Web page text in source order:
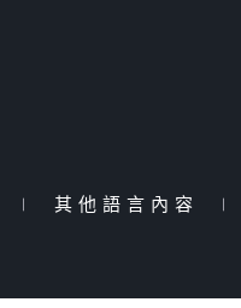
| 其他語言內容 |